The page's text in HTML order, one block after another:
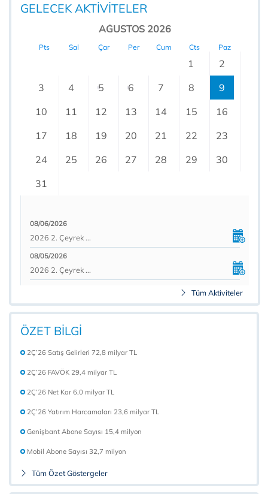
GELECEK AKTİVİTELER
AĞUSTOS 2026
Pts Sal Çar Per Cum Cts Paz
1
2
3
4 5 6 7 8
9
10
11 12 13 14 15
16
17
18 19 20 21 22
23
24
25 26 27 28 29
30
31
08/06/2026
2026 2. Çeyrek ...
08/05/2026
2026 2. Çeyrek ...
Tüm Aktiviteler
ÖZET BİLGİ
2Ç’26 Satış Gelirleri 72,8 milyar TL
2Ç’26 FAVÖK 29,4 milyar TL
2Ç’26 Net Kar 6,0 milyar TL
2Ç’26 Yatırım Harcamaları 23,6 milyar TL
Genişbant Abone Sayısı 15,4 milyon
Mobil Abone Sayısı 32,7 milyon
Tüm Özet Göstergeler